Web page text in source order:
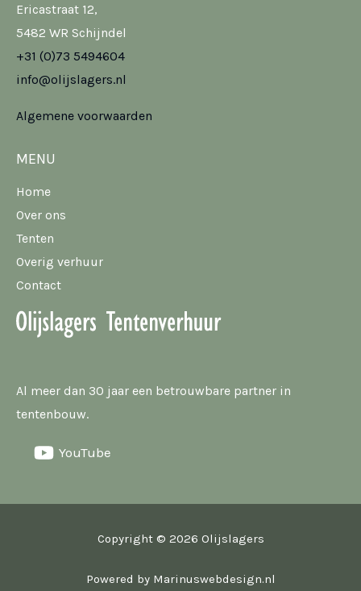
Ericastraat 12,
5482 WR Schijndel
+31 (0)73 5494604
info@olijslagers.nl
Algemene voorwaarden
MENU
Home
Over ons
Tenten
Overig verhuur
Contact
Al meer dan 30 jaar een betrouwbare partner in
tentenbouw.
YouTube
Copyright © 2026 Olijslagers
Powered by Marinuswebdesign.nl